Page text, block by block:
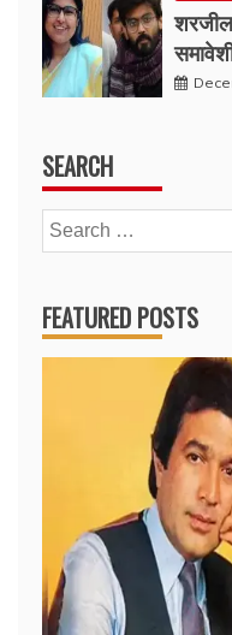
SEARCH
Search
for:
FEATURED POSTS